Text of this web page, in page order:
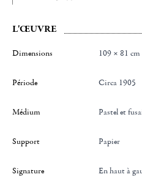
L'ŒUVRE
Dimensions 109 × 81
Période Circa 1905
Médium Pastel et
Support Papier
Signature en haut à